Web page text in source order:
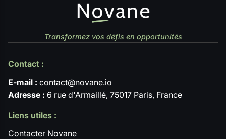
Transformez vos défis en opportunités
Contact :
E-mail : contact@novane.io
Adresse : 6 rue d'Armaillé, 75017 Paris, France
Liens utiles :
Contacter Novane